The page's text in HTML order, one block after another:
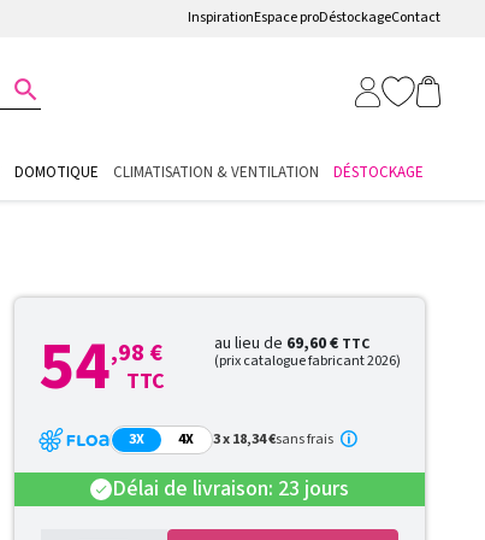
InspirationEspace proDéstockageContact

DOMOTIQUE CLIMATISATION & VENTILATION DÉSTOCKAGE
54,98 €
TTC
au lieu de 69,60 € TTC
(prix catalogue fabricant 2026)
3X 4X 3 x 18,34 €sans frais
check Délai de livraison: 23 jours